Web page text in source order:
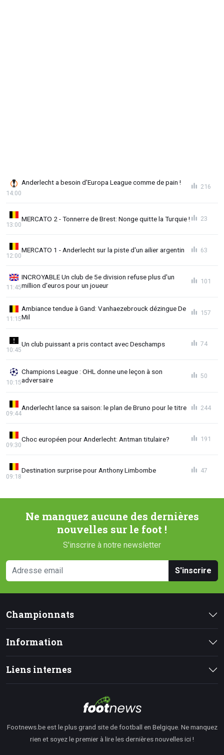
Anderlecht a besoin d'Europa League comme de pain !
14:00
216
MERCATO 2 - Tonnerre de Brest: Nonge quitte la Turquie !
13:00
23
MERCATO 1 - Anderlecht sur la piste d'un ailier argentin
12:00
63
INCROYABLE Un club de 5e division refuse plus d'un
million d'euros pour un joueur
11:45
101
Ambiance tendue à Gand: Vanhaezebrouck dézingue De
Mil
11:15
157
Un club puissant a pris contact avec Deschamps
10:45
74
Champions League : OHL donne une leçon à son
adversaire
10:15
50
Anderlecht lance sa saison: le plan de Bruno pour le titre
09:44
244
Choc européen pour Anderlecht: Antman titulaire?
09:30
191
Destination surprise pour Anthony Limbombe
09:18
47
Ne manquez aucune des dernières
nouvelles sur le foot !
S'inscrire à notre newsletter
S'inscrire
Championnats
Information
Liens internes
Footnews.be est le plus grand site de football en Belgique. Ne manquez
rien et soyez le premier à lire les dernières nouvelles ici !